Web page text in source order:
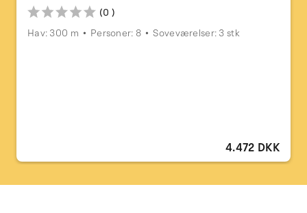
(0 )
Hav: 300 m
Personer: 8 Soveværelser: 3 stk
4.472 DKK